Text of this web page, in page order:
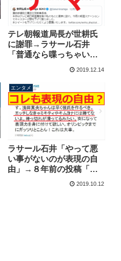
テレ朝報道局長が世耕氏
に謝罪→ラサール石井
「普通なら喋っちゃいけ
ない案件」→国会内なの
で秘密にはできません
2019.12.14
エンタメ
ラサール石井「やって悪
い事がないのが表現の自
由」→８年前の投稿「浅
田真央ちゃんは彼氏作っ
2019.10.12